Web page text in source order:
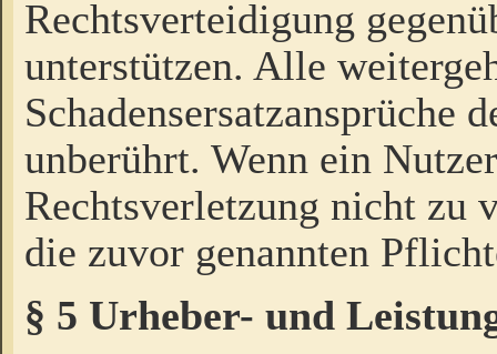
Rechtsverteidigung
unterstützen. Alle
Schadensersatzansprüche
unberührt. Wenn ein
Rechtsverletzung nicht zu
die zuvor genannten
§ 5 Urheber- und